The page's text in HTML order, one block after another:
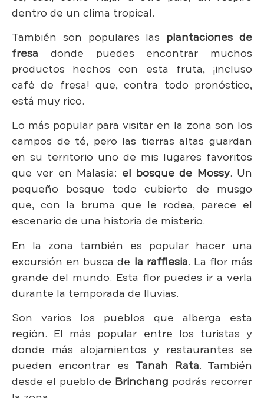
dentro de un clima tropical.
También son populares las plantaciones de
fresa donde puedes encontrar muchos
productos hechos con esta fruta, ¡incluso
café de fresa! que, contra todo pronóstico,
está muy rico.
Lo más popular para visitar en la zona son los
campos de té, pero las tierras altas guardan
en su territorio uno de mis lugares favoritos
que ver en Malasia: el bosque de Mossy. Un
pequeño bosque todo cubierto de musgo
que, con la bruma que le rodea, parece el
escenario de una historia de misterio.
En la zona también es popular hacer una
excursión en busca de la rafflesia. La flor más
grande del mundo. Esta flor puedes ir a verla
durante la temporada de lluvias.
Son varios los pueblos que alberga esta
región. El más popular entre los turistas y
donde más alojamientos y restaurantes se
pueden encontrar es Tanah Rata. También
desde el pueblo de Brinchang podrás recorrer